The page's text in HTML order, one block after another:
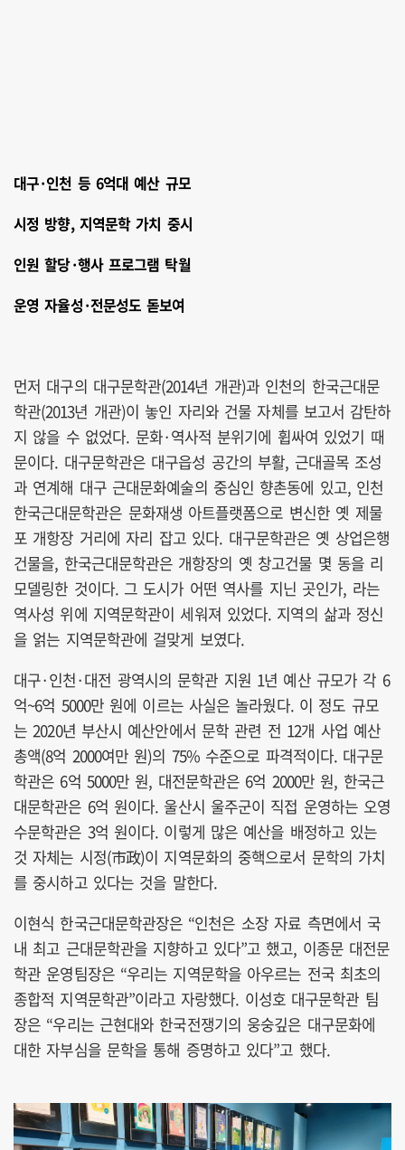
대구·인천 등 6억대 예산 규모
시정 방향, 지역문학 가치 중시
인원 할당·행사 프로그램 탁월
운영 자율성·전문성도 돋보여
먼저 대구의 대구문학관(2014년 개관)과 인천의 한국근대문
학관(2013년 개관)이 놓인 자리와 건물 자체를 보고서 감탄하
지 않을 수 없었다. 문화·역사적 분위기에 휩싸여 있었기 때
문이다. 대구문학관은 대구읍성 공간의 부활, 근대골목 조성
과 연계해 대구 근대문화예술의 중심인 향촌동에 있고, 인천
한국근대문학관은 문화재생 아트플랫폼으로 변신한 옛 제물
포 개항장 거리에 자리 잡고 있다. 대구문학관은 옛 상업은행
건물을, 한국근대문학관은 개항장의 옛 창고건물 몇 동을 리
모델링한 것이다. 그 도시가 어떤 역사를 지닌 곳인가, 라는
역사성 위에 지역문학관이 세워져 있었다. 지역의 삶과 정신
을 얽는 지역문학관에 걸맞게 보였다.
대구·인천·대전 광역시의 문학관 지원 1년 예산 규모가 각 6
억~6억 5000만 원에 이르는 사실은 놀라웠다. 이 정도 규모
는 2020년 부산시 예산안에서 문학 관련 전 12개 사업 예산
총액(8억 2000여만 원)의 75% 수준으로 파격적이다. 대구문
학관은 6억 5000만 원, 대전문학관은 6억 2000만 원, 한국근
대문학관은 6억 원이다. 울산시 울주군이 직접 운영하는 오영
수문학관은 3억 원이다. 이렇게 많은 예산을 배정하고 있는
것 자체는 시정(市政)이 지역문화의 중핵으로서 문학의 가치
를 중시하고 있다는 것을 말한다.
이현식 한국근대문학관장은 “인천은 소장 자료 측면에서 국
내 최고 근대문학관을 지향하고 있다”고 했고, 이종문 대전문
학관 운영팀장은 “우리는 지역문학을 아우르는 전국 최초의
종합적 지역문학관”이라고 자랑했다. 이성호 대구문학관 팀
장은 “우리는 근현대와 한국전쟁기의 웅숭깊은 대구문화에
대한 자부심을 문학을 통해 증명하고 있다”고 했다.